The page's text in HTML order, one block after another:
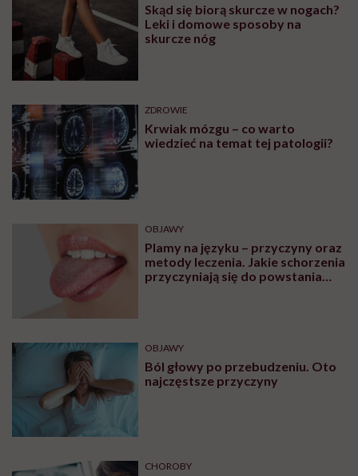
Skąd się biorą skurcze w nogach?
Leki i domowe sposoby na
skurcze nóg
ZDROWIE
Krwiak mózgu – co warto
wiedzieć na temat tej patologii?
OBJAWY
Plamy na języku – przyczyny oraz
metody leczenia. Jakie schorzenia
przyczyniają się do powstania
OBJAWY
Ból głowy po przebudzeniu. Oto
najczęstsze przyczyny
CHOROBY